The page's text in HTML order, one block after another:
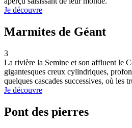
Je découvre
Marmites de Géant
3
La rivière la Semine et son affluent le
gigantesques creux cylindriques,
quelques cascades successives, où les
Je découvre
Pont des pierres